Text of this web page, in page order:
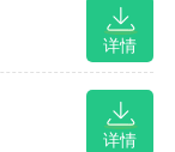
详情
详情